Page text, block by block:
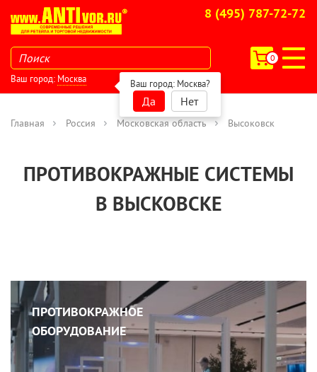
8 (495) 787-72-72
0
Ваш город: Москва Ваш город: Москва?
Да Нет
Главная Россия Московская область Высоковск
ПРОТИВОКРАЖНЫЕ СИСТЕМЫ
В ВЫСКОВСКЕ
ПРОТИВОКРАЖНОЕ
ОБОРУДОВАНИЕ